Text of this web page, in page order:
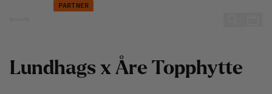
Hopp til innhold
Åre TopphyttePARTNER
Lundhags x Åre Topphytte